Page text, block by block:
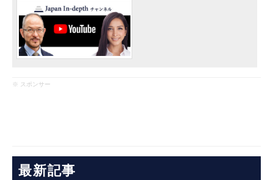
※ スポンサー
最新記事